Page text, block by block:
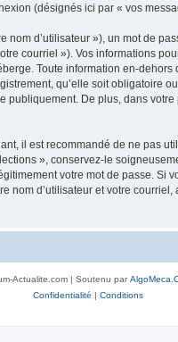
(désignés ici par « vos
d’utilisateur »), un mot de
courriel »). Vos informations
Toute information en-
qu’elle soit obligatoire
De plus, dans
il est recommandé de ne pas
», conservez-le
votre mot de passe.
d’utilisateur et votre
Actualite.com | Soutenu par
Confidentialité | Conditions